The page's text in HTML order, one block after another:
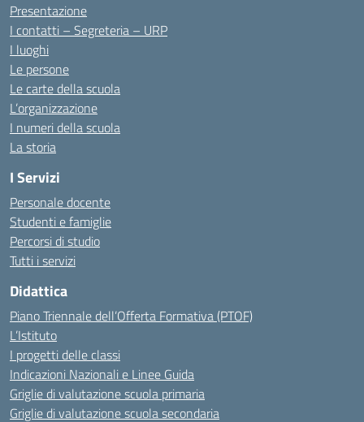
Presentazione
I contatti – Segreteria – URP
I luoghi
Le persone
Le carte della scuola
L’organizzazione
I numeri della scuola
La storia
I Servizi
Personale docente
Studenti e famiglie
Percorsi di studio
Tutti i servizi
Didattica
Piano Triennale dell’Offerta Formativa (PTOF)
L’Istituto
I progetti delle classi
Indicazioni Nazionali e Linee Guida
Griglie di valutazione scuola primaria
Griglie di valutazione scuola secondaria